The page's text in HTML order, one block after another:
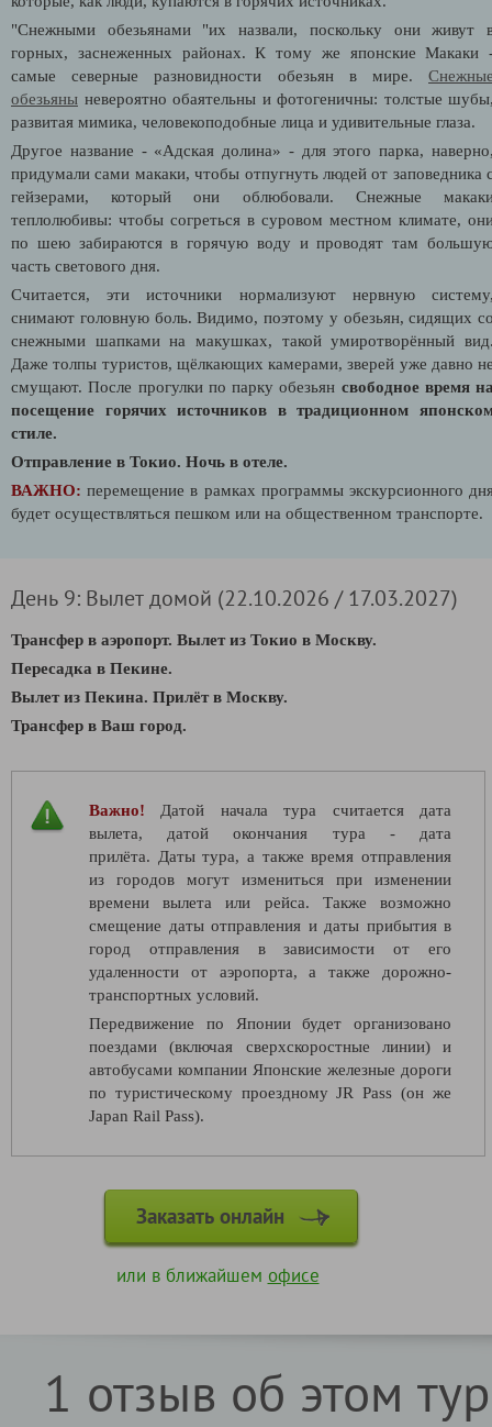
"Снежными обезьянами "их назвали, поскольку они живут
горных, заснеженных районах. К тому же японские Макаки
самые северные разновидности обезьян в мире.
обезьяны невероятно обаятельны и фотогеничны: толстые
развитая мимика, человекоподобные лица и удивительные глаза.
Другое название - «Адская долина» - для этого парка,
придумали сами макаки, чтобы отпугнуть людей от заповедника
гейзерами, который они облюбовали. Снежные
теплолюбивы: чтобы согреться в суровом местном климате,
по шею забираются в горячую воду и проводят там
часть светового дня.
Считается, эти источники нормализуют нервную
снимают головную боль. Видимо, поэтому у обезьян, сидящих
снежными шапками на макушках, такой умиротворённый
Даже толпы туристов, щёлкающих камерами, зверей уже давно
смущают.После прогулки по парку обезьян свободное время
посещение горячих источников в традиционном
стиле.
Отправление в Токио. Ночь в отеле.
ВАЖНО: перемещение в рамках программы экскурсионного
будет осуществляться пешком или на общественном транспорте.
День 9: Вылет домой (22.10.2026 / 17.03.2027)
Трансфер в аэропорт. Вылет из Токио в Москву.
Пересадка в Пекине.
Вылет из Пекина. Прилёт в Москву.
Трансфер в Ваш город.
Важно!
Датой начала тура считается дата
вылета, датой окончания тура - дата
прилёта. Даты тура, а также время отправления
из городов могут измениться при изменении
времени вылета или рейса. Также возможно
смещение даты отправления и даты прибытия в
город отправления в зависимости от его
удаленности от аэропорта, а также дорожно-
транспортных условий.
Передвижение по Японии будет организовано
поездами (включая сверхскоростные линии) и
автобусами компании Японские железные дороги
по туристическому проездному JR Pass (он же
Japan Rail Pass).
Заказать онлайн
или в ближайшем офисе
1 отзыв об этом